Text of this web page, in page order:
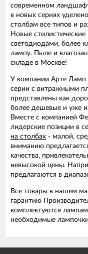
современном
в новых сериях уделено
столбам все типов и
Новые
светодиодами, более
лампу. Пыле и
складе в Москве!
У компании Арте Ламп
серии с витражными
представлены как
более дешевые и уже
Вместе с компанией
лидерские позиции в
на столбах - малой,
вниманию
качества,
невысокой цены.
предлагаются в
Все товары в нашем
гарантию
комплектуются
необходимые